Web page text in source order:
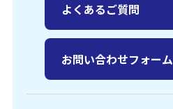
よくあるご質問
お問い合わせフォーム